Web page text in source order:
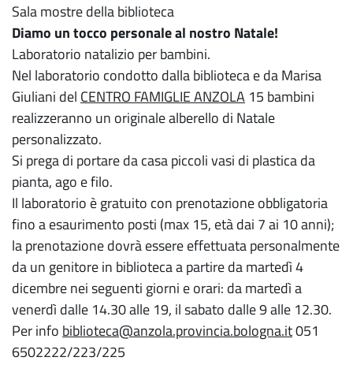
Sala mostre della biblioteca
Diamo un tocco personale al nostro Natale!
Laboratorio natalizio per bambini.
Nel laboratorio condotto dalla biblioteca e da Marisa
Giuliani del CENTRO FAMIGLIE ANZOLA 15 bambini
realizzeranno un originale alberello di Natale
personalizzato.
Si prega di portare da casa piccoli vasi di plastica da
pianta, ago e filo.
Il laboratorio è gratuito con prenotazione obbligatoria
fino a esaurimento posti (max 15, età dai 7 ai 10 anni);
la prenotazione dovrà essere effettuata personalmente
da un genitore in biblioteca a partire da martedì 4
dicembre nei seguenti giorni e orari: da martedì a
venerdì dalle 14.30 alle 19, il sabato dalle 9 alle 12.30.
Per info biblioteca@anzola.provincia.bologna.it051
6502222/223/225